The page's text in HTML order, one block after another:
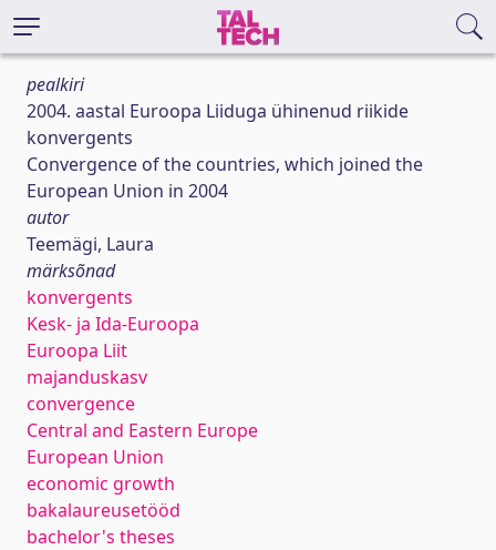
pealkiri
2004. aastal Euroopa Liiduga ühinenud riikide
konvergents
Convergence of the countries, which joined the
European Union in 2004
autor
Teemägi, Laura
märksõnad
konvergents
Kesk- ja Ida-Euroopa
Euroopa Liit
majanduskasv
convergence
Central and Eastern Europe
European Union
economic growth
bakalaureusetööd
bachelor's theses